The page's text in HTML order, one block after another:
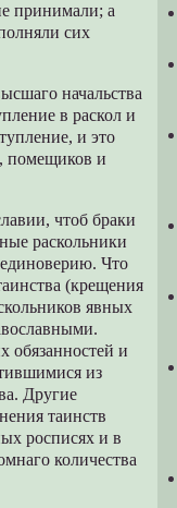
принимали; а
сих
начальства
в раскол и
и это
помещиков и
чтоб браки
раскольники
Что
(крещения
явных
обязанностей и
из
Другие
таинств
росписях и в
количества